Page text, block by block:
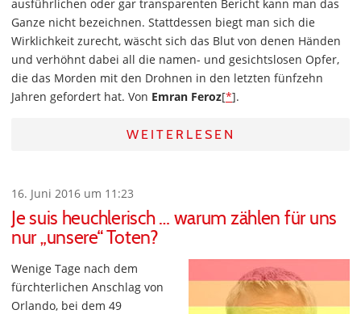
ausführlichen oder gar transparenten Bericht kann man das
Ganze nicht bezeichnen. Stattdessen biegt man sich die
Wirklichkeit zurecht, wäscht sich das Blut von denen Händen
und verhöhnt dabei all die namen- und gesichtslosen Opfer,
die das Morden mit den Drohnen in den letzten fünfzehn
Jahren gefordert hat. Von Emran Feroz[*].
WEITERLESEN
16. Juni 2016 um 11:23
Je suis heuchlerisch … warum zählen für uns
nur „unsere“ Toten?
Wenige Tage nach dem
fürchterlichen Anschlag von
Orlando, bei dem 49